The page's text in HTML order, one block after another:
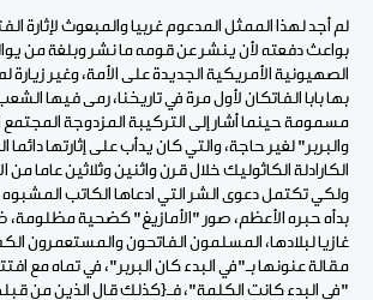
لم أجد لهذا الممثل المدعوم غربيا والمبعوث لإثارة
بواعث دفعته لأن ينشر عن قومه ما نشر وبلغة من
الصهيونية الأمريكية الجديدة على الأمة، وغير
بها بابا الفاتكان لأول مرة في تاريخنا، رمى فيها
مسمومة حينما أشار إلى التركيبة المزدوجة المجتمع
والبربر" لغير حاجة، والتي كان يدأب على إثارتها
الكارادلة الكاثوليك خلال قرن واثنين وثلاثين عاما من
ولكي تكتمل دعوى الشر التي ادعاها الكاتب المشبوه
بدأه حبره الأعظم، صور "الأمازيغ" كضحية
غازيا لبلادها، المسلمون الفاتحون والمستعمرون
مقالة عنونها بـ"في البدء كان البربر"، في تماه مع
"في البدء كانت الكلمة"، فـ{كذلك قال الذين من